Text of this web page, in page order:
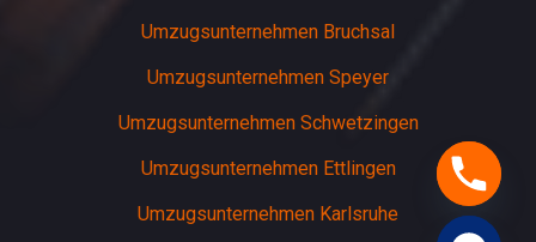
Umzugsunternehmen Bruchsal
Umzugsunternehmen Speyer
Umzugsunternehmen Schwetzingen
Umzugsunternehmen Ettlingen
Umzugsunternehmen Karlsruhe